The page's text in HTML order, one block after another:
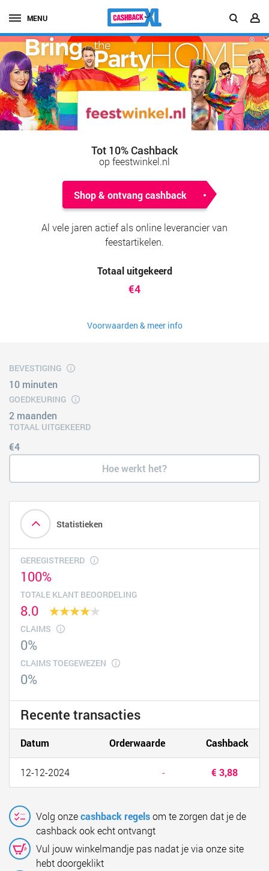
MENU
Tot 10% Cashback
op feestwinkel.nl
Shop & ontvang cashback
Al vele jaren actief als online leverancier van
feestartikelen.
Totaal uitgekeerd
€4
Voorwaarden & meer info
BEVESTIGING
10 minuten
GOEDKEURING
2 maanden
TOTAAL UITGEKEERD
€4
Hoe werkt het?
Statistieken
GEREGISTREERD
100%
TOTALE KLANT BEOORDELING
8.0
CLAIMS
0%
CLAIMS TOEGEWEZEN
0%
Recente transacties
Datum Orderwaarde Cashback
12-12-2024 - € 3,88
Volg onzecashback regelsom te zorgen dat je de
cashback ook echt ontvangt
Vul jouw winkelmandje pas nadat je via onze site
hebt doorgeklikt